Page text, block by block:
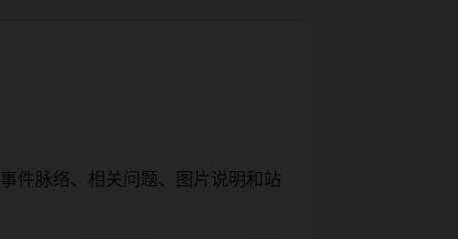
件脉络、相关问题、图片说明和站